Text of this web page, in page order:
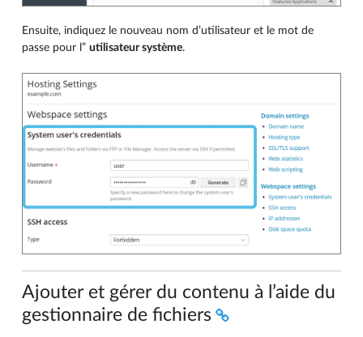
Ensuite, indiquez le nouveau nom d’utilisateur et le mot de
passe pour l” utilisateur système.
Ajouter et gérer du contenu à l’aide du
gestionnaire de fichiers